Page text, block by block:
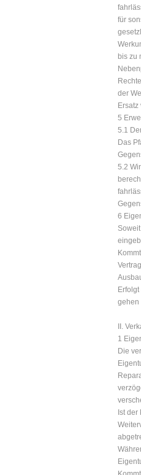
für
bis zu
der
5
5.1
Das
5.2
6
gehen
II.
1
Die
Ist